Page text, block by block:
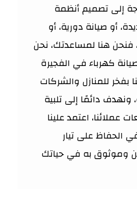
إلى تصميم أنظمة
أو صيانة دورية، أو
فنحن هنا لمساعدتك، نحن
كهرباء في الفجيرة
بفخر للمنازل والشركات
ونهدف دائمًا إلى تلبية
عملائنا، اعتمد علينا
الحفاظ على تيار
وموثوق به في حياتك